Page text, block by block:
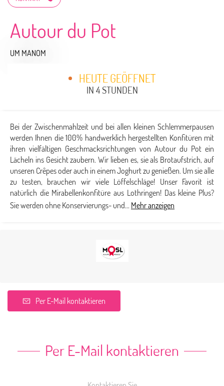
Autour du Pot
UM MANOM
HEUTE GEÖFFNET
IN 4 STUNDEN
Bei der Zwischenmahlzeit und bei allen kleinen Schlemmerpausen
werden Ihnen die 100% handwerklich hergestellten Konfitüren mit
ihren vielfältigen Geschmacksrichtungen von Autour du Pot ein
Lächeln ins Gesicht zaubern. Wir lieben es, sie als Brotaufstrich, auf
unseren Crêpes oder auch in einem Joghurt zu genießen. Um sie alle
zu testen, brauchen wir viele Löffelschläge! Unser Favorit ist
natürlich die Mirabellenkonfitüre aus Lothringen! Das kleine Plus?
Sie werden ohne Konservierungs- und... Mehr anzeigen
Per E-Mail kontaktieren
Per E-Mail kontaktieren